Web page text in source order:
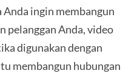
Anda ingin membangun
pelanggan Anda, video
digunakan dengan
membangun hubungan